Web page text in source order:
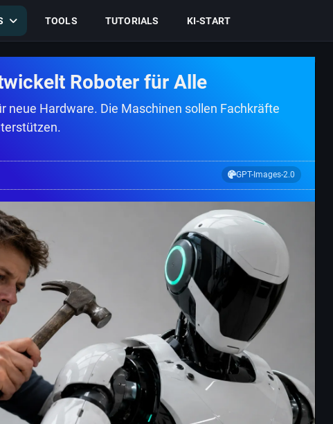
TOOLS TUTORIALS KI-START
Roboter für Alle
neue Hardware. Die Maschinen sollen Fachkräfte
GPT-Images-2.0